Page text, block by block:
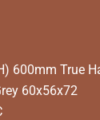
600mm True
60x56x72